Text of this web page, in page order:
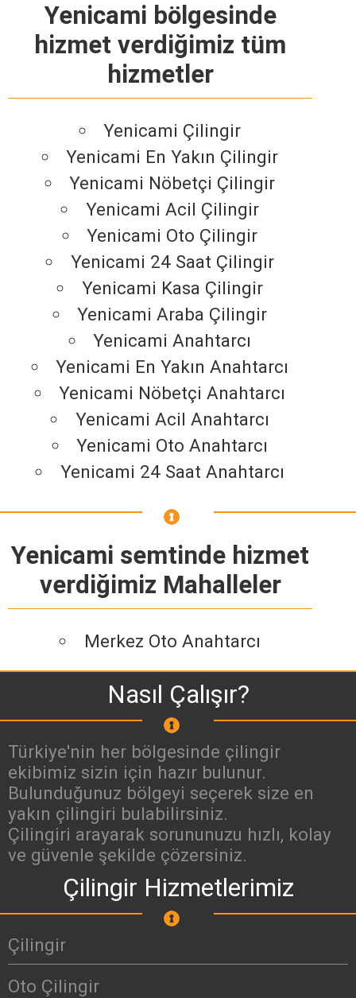
Yenicami bölgesinde
hizmet verdiğimiz tüm
hizmetler
Yenicami Çilingir
Yenicami En Yakın Çilingir
Yenicami Nöbetçi Çilingir
Yenicami Acil Çilingir
Yenicami Oto Çilingir
Yenicami 24 Saat Çilingir
Yenicami Kasa Çilingir
Yenicami Araba Çilingir
Yenicami Anahtarcı
Yenicami En Yakın Anahtarcı
Yenicami Nöbetçi Anahtarcı
Yenicami Acil Anahtarcı
Yenicami Oto Anahtarcı
Yenicami 24 Saat Anahtarcı
Yenicami semtinde hizmet
verdiğimiz Mahalleler
Merkez Oto Anahtarcı
Nasıl Çalışır?
Türkiye'nin her bölgesinde çilingir
ekibimiz sizin için hazır bulunur.
Bulunduğunuz bölgeyi seçerek size en
yakın çilingiri bulabilirsiniz.
Çilingiri arayarak sorununuzu hızlı, kolay
ve güvenle şekilde çözersiniz.
Çilingir Hizmetlerimiz
Çilingir
Oto Çilingir